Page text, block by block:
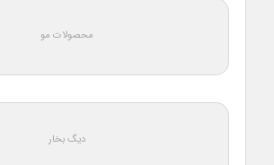
محصولات مو
دیگ بخار